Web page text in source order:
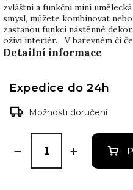
zvláštní a funkční mini
smysl, můžete kombinovat
zastanou funkci nástěnné
oživí interiér. V barevném či
Detailní informace
Expedice do 24h
Možnosti doručení